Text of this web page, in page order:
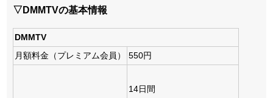
▽DMMTVの基本情報
DMMTV
月額料金（プレミアム会員）
550円
14日間